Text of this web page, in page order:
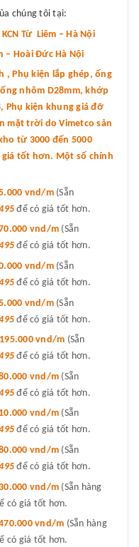
chúng tôi tại:
Từ Liêm – Hà Nội
Hoài Đức Hà Nội
, Phụ kiện lắp ghép, ống
nhôm D28mm, khớp
Phụ kiện khung giá đỡ
mặt trời do Vimetco sản
từ 3000 đến 5000
giá tốt hơn. Một số chính
vnd/m (Sẵn
để có giá tốt hơn.
vnd/m (Sẵn
để có giá tốt hơn.
vnd/m (Sẵn
để có giá tốt hơn.
vnd/m (Sẵn
để có giá tốt hơn.
195.000 vnd/m (Sẵn
để có giá tốt hơn.
vnd/m (Sẵn
để có giá tốt hơn.
vnd/m (Sẵn
để có giá tốt hơn.
vnd/m (Sẵn
để có giá tốt hơn.
vnd/m (Sẵn hàng
có giá tốt hơn.
vnd/m (Sẵn hàng
có giá tốt hơn.